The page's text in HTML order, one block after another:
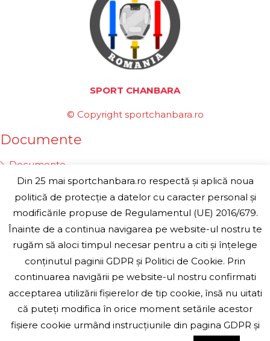
SPORT CHANBARA
© Copyright sportchanbara.ro
Documente
Documente
Statut
Reguli
Formulare
Formulare
Legitimare sportiv
Transfer
Din 25 mai sportchanbara.ro respectă și aplică noua
politică de protecție a datelor cu caracter personal și
modificările propuse de Regulamentul (UE) 2016/679.
Înainte de a continua navigarea pe website-ul nostru te
rugăm să aloci timpul necesar pentru a citi și înțelege
conținutul paginii GDPR și Politici de Cookie. Prin
continuarea navigării pe website-ul nostru confirmati
acceptarea utilizării fişierelor de tip cookie, însă nu uitati
că puteți modifica în orice moment setările acestor
fişiere cookie urmând instrucțiunile din pagina GDPR și